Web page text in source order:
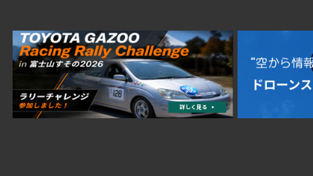
いただきました！
詳しく見る